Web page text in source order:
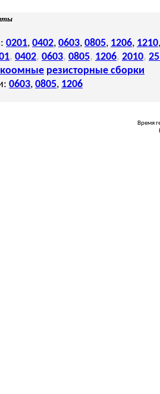
0201, 0402, 0603, 0805, 1206, 1210,
, 0402, 0603, 0805, 1206, 2010,
резисторные сборки
0603, 0805, 1206
Время